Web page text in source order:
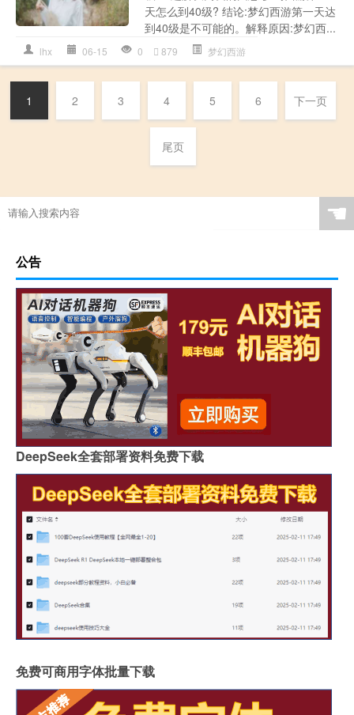
天怎么到40级? 结论:梦幻西游第一天达
到40级是不可能的。解释原因:梦幻西...
lhx 06-15 0 879 梦幻西游
1 2 3 4 5 6 下一页
尾页
☚
公告
DeepSeek全套部署资料免费下载
免费可商用字体批量下载